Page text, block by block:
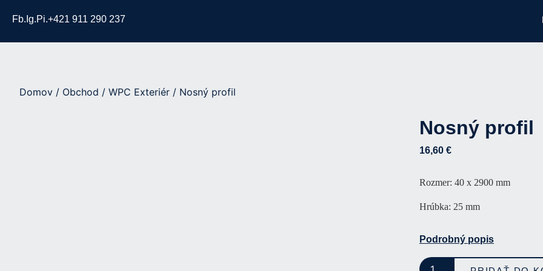
Fb. Ig.Pi.+421 911 290 237
Domov / Obchod / WPC Exteriér / Nosný profil
Nosný profil
16,60 €
Rozmer: 40 x 2900 mm
Hrúbka: 25 mm
Podrobný popis